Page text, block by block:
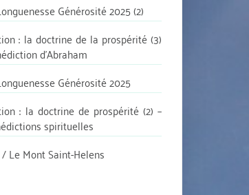
Générosité 2025 (2)
: la doctrine de la prospérité (3)
d’Abraham
Générosité 2025
: la doctrine de prospérité (2) –
spirituelles
Le Mont Saint-Helens